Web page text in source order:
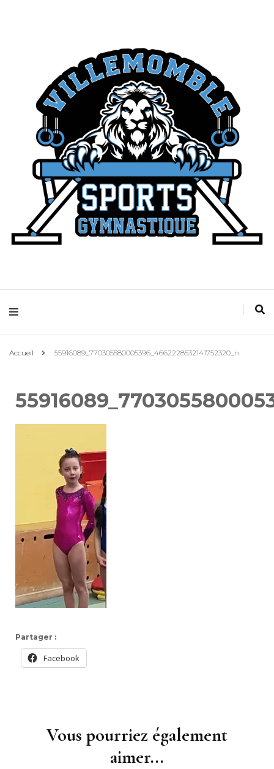
Villemomble
Gymnastique
Accueil 55916089_770305580005396_4662228532141752320_n
Partager :
Facebook
Vous pourriez également
aimer...